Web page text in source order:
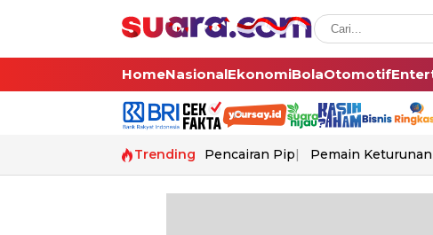
HomeNasionalEkonomiBolaOtomotif
Trending Pencairan Pip Pemain